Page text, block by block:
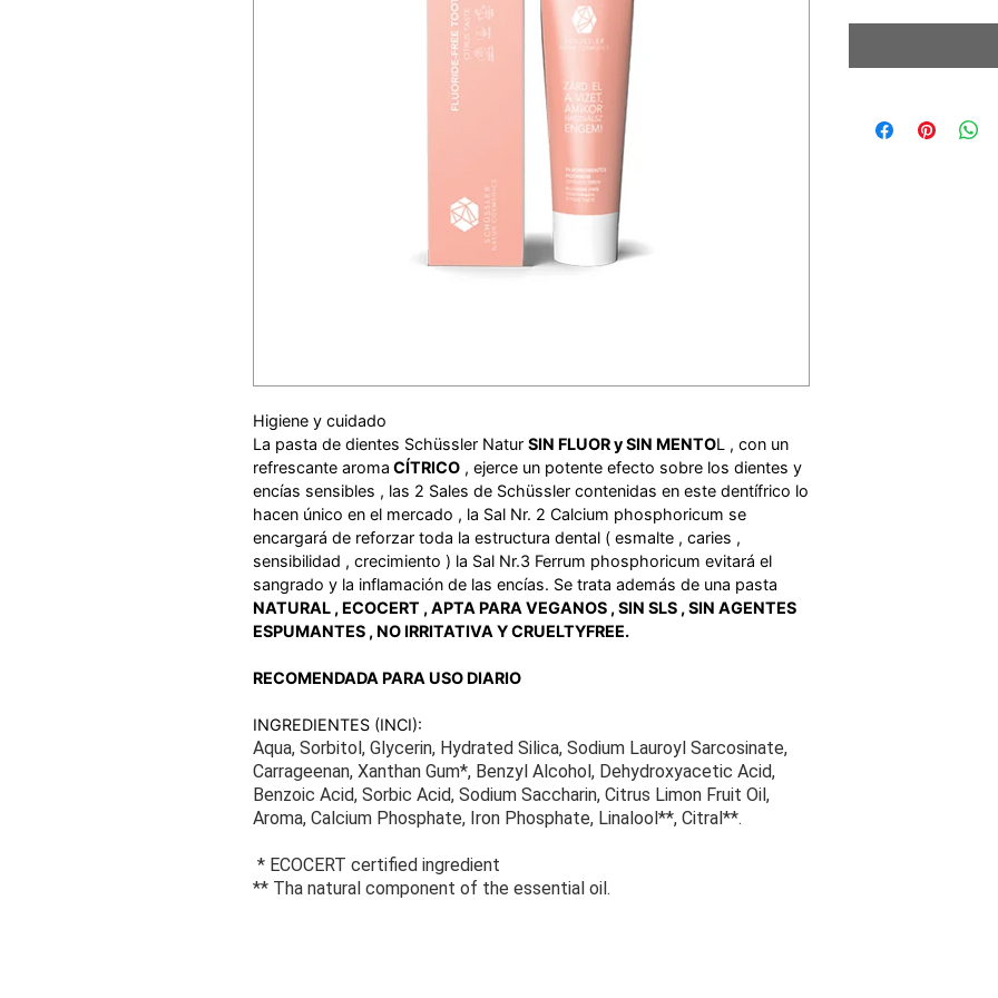
Higiene y cuidado
La pasta de dientes Schüssler Natur SIN FLUOR y SIN MENTOL , con un
refrescante aroma CÍTRICO , ejerce un potente efecto sobre los dientes y
encías sensibles , las 2 Sales de Schüssler contenidas en este dentífrico lo
hacen único en el mercado , la Sal Nr. 2 Calcium phosphoricum se
encargará de reforzar toda la estructura dental ( esmalte , caries ,
sensibilidad , crecimiento ) la Sal Nr.3 Ferrum phosphoricum evitará el
sangrado y la inflamación de las encías. Se trata además de una pasta
NATURAL , ECOCERT , APTA PARA VEGANOS , SIN SLS , SIN AGENTES
ESPUMANTES , NO IRRITATIVA Y CRUELTYFREE.
RECOMENDADA PARA USO DIARIO
INGREDIENTES (INCI):
Aqua, Sorbitol, Glycerin, Hydrated Silica, Sodium Lauroyl Sarcosinate,
Carrageenan, Xanthan Gum*, Benzyl Alcohol, Dehydroxyacetic Acid,
Benzoic Acid, Sorbic Acid, Sodium Saccharin, Citrus Limon Fruit Oil,
Aroma, Calcium Phosphate, Iron Phosphate, Linalool**, Citral**.
* ECOCERT certified ingredient
** Tha natural component of the essential oil.